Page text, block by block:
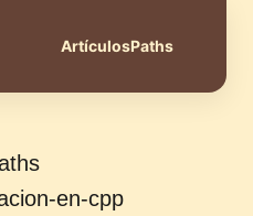
ArtículosPaths
en-cpp